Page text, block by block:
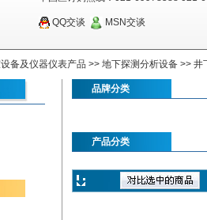
QQ交谈 MSN交谈
备及仪器仪表产品 >> 地下探测分析设备 >> 井
品牌分类
产品分类